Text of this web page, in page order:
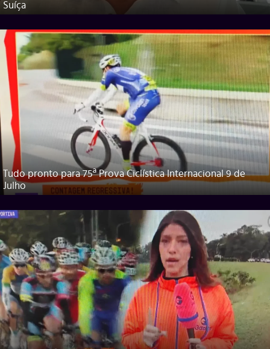
Suíça
Tudo pronto para 75ª Prova Ciclística Internacional 9 de
Julho